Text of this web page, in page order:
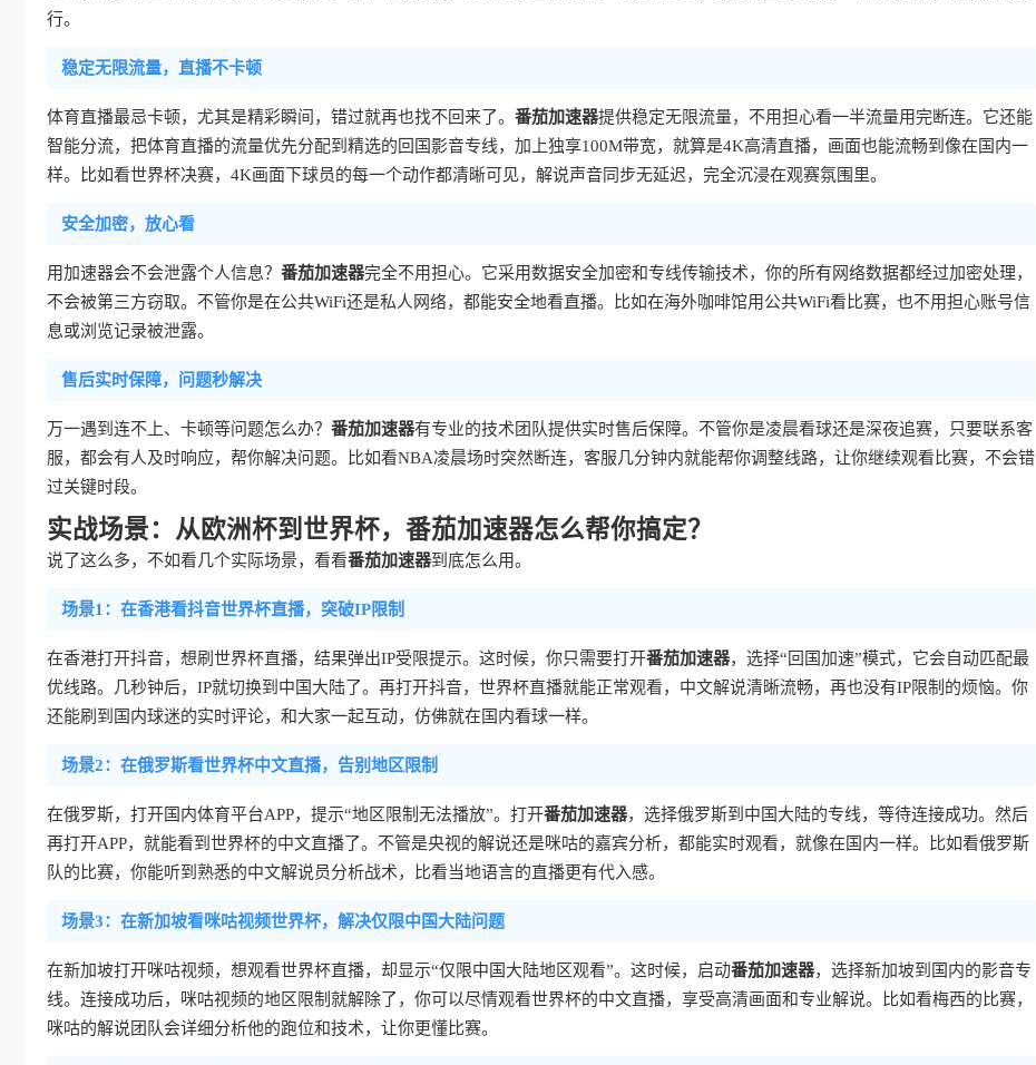
行。
稳定无限流量，直播不卡顿
体育直播最忌卡顿，尤其是精彩瞬间，错过就再也找不回来了。 番茄加速器提供稳定无限流量，不用担心看一半流量用完断连。它还能
智能分流，把体育直播的流量优先分配到精选的回国影音专线，加上独享100M带宽，就算是4K高清直播，画面也能流畅到像在国内一
样。比如看世界杯决赛，4K画面下球员的每一个动作都清晰可见，解说声音同步无延迟，完全沉浸在观赛氛围里。
安全加密，放心看
用加速器会不会泄露个人信息？ 番茄加速器完全不用担心。它采用数据安全加密和专线传输技术，你的所有网络数据都经过加密处理，
不会被第三方窃取。不管你是在公共WiFi还是私人网络，都能安全地看直播。比如在海外咖啡馆用公共WiFi看比赛，也不用担心账号信
息或浏览记录被泄露。
售后实时保障，问题秒解决
万一遇到连不上、卡顿等问题怎么办？ 番茄加速器有专业的技术团队提供实时售后保障。不管你是凌晨看球还是深夜追赛，只要联系客
服，都会有人及时响应，帮你解决问题。比如看NBA凌晨场时突然断连，客服几分钟内就能帮你调整线路，让你继续观看比赛，不会错
过关键时段。
实战场景：从欧洲杯到世界杯，番茄加速器怎么帮你搞定？
说了这么多，不如看几个实际场景，看看番茄加速器到底怎么用。
场景1：在香港看抖音世界杯直播，突破IP限制
在香港打开抖音，想刷世界杯直播，结果弹出IP受限提示。这时候，你只需要打开番茄加速器，选择“回国加速”模式，它会自动匹配最
优线路。几秒钟后，IP就切换到中国大陆了。再打开抖音，世界杯直播就能正常观看，中文解说清晰流畅，再也没有IP限制的烦恼。你
还能刷到国内球迷的实时评论，和大家一起互动，仿佛就在国内看球一样。
场景2：在俄罗斯看世界杯中文直播，告别地区限制
在俄罗斯，打开国内体育平台APP，提示“地区限制无法播放”。打开番茄加速器，选择俄罗斯到中国大陆的专线，等待连接成功。然后
再打开APP，就能看到世界杯的中文直播了。不管是央视的解说还是咪咕的嘉宾分析，都能实时观看，就像在国内一样。比如看俄罗斯
队的比赛，你能听到熟悉的中文解说员分析战术，比看当地语言的直播更有代入感。
场景3：在新加坡看咪咕视频世界杯，解决仅限中国大陆问题
在新加坡打开咪咕视频，想观看世界杯直播，却显示“仅限中国大陆地区观看”。这时候，启动番茄加速器，选择新加坡到国内的影音专
线。连接成功后，咪咕视频的地区限制就解除了，你可以尽情观看世界杯的中文直播，享受高清画面和专业解说。比如看梅西的比赛，
咪咕的解说团队会详细分析他的跑位和技术，让你更懂比赛。